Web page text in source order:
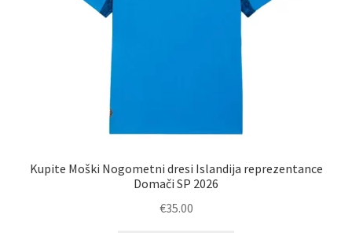
Kupite Moški Nogometni dresi Islandija reprezentance
Domači SP 2026
€35.00